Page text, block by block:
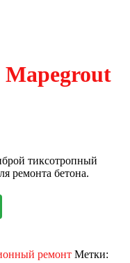
тиксотропный
ремонта бетона.
ремонт Метки: